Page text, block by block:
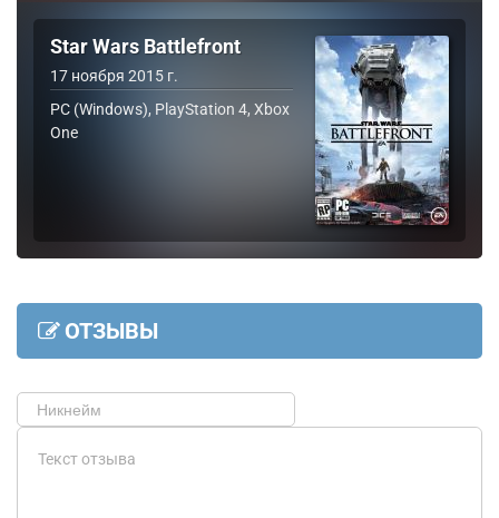
Star Wars Battlefront
17 ноября 2015 г.
PC (Windows), PlayStation 4, Xbox
One
ОТЗЫВЫ